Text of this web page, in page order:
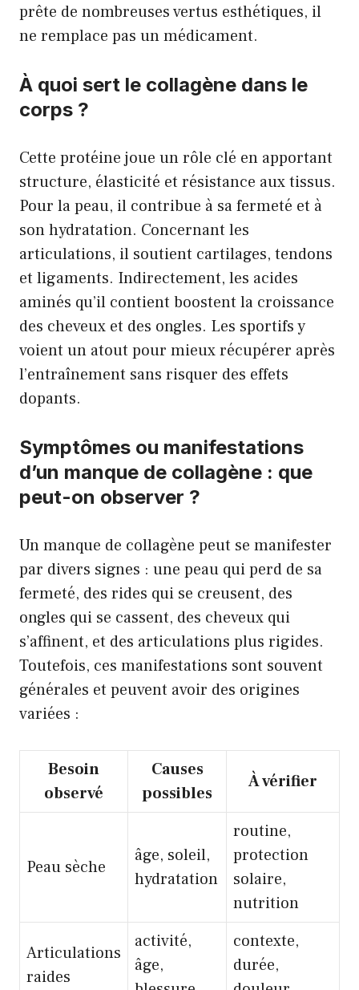
prête de nombreuses vertus esthétiques, il
ne remplace pas un médicament.
À quoi sert le collagène dans le
corps ?
Cette protéine joue un rôle clé en apportant
structure, élasticité et résistance aux tissus.
Pour la peau, il contribue à sa fermeté et à
son hydratation. Concernant les
articulations, il soutient cartilages, tendons
et ligaments. Indirectement, les acides
aminés qu’il contient boostent la croissance
des cheveux et des ongles. Les sportifs y
voient un atout pour mieux récupérer après
l’entraînement sans risquer des effets
dopants.
Symptômes ou manifestations
d’un manque de collagène : que
peut-on observer ?
Un manque de collagène peut se manifester
par divers signes : une peau qui perd de sa
fermeté, des rides qui se creusent, des
ongles qui se cassent, des cheveux qui
s’affinent, et des articulations plus rigides.
Toutefois, ces manifestations sont souvent
générales et peuvent avoir des origines
variées :
Besoin
observé
Causes
possibles
À vérifier
Peau sèche
âge, soleil,
hydratation
routine,
protection
solaire,
nutrition
Articulations
raides
activité,
âge,
contexte,
durée,